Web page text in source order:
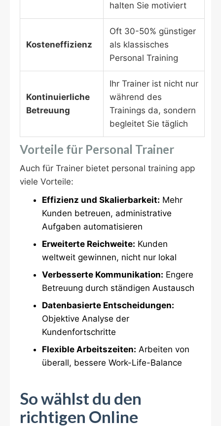
halten Sie motiviert
Kosteneffizienz
Oft 30-50% günstiger
als klassisches
Personal Training
Kontinuierliche
Betreuung
Ihr Trainer ist nicht nur
während des
Trainings da, sondern
begleitet Sie täglich
Vorteile für Personal Trainer
Auch für Trainer bietet personal training app
viele Vorteile:
Effizienz und Skalierbarkeit: Mehr
Kunden betreuen, administrative
Aufgaben automatisieren
Erweiterte Reichweite: Kunden
weltweit gewinnen, nicht nur lokal
Verbesserte Kommunikation: Engere
Betreuung durch ständigen Austausch
Datenbasierte Entscheidungen:
Objektive Analyse der
Kundenfortschritte
Flexible Arbeitszeiten: Arbeiten von
überall, bessere Work-Life-Balance
So wählst du den
richtigen Online